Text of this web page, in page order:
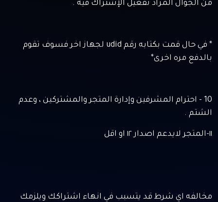
من الجوال المراد تفعيل الإشتراك فية .
* في حال قمت بكتابه رقم udid لجهاز اخر فسوف تقوم
بالدفع مره اخرى*
10 - احترام المشرفين وإدارة المتجر والمشتركين ، وعدم
الشتم .
١١-المتجر لايدعم اصدار ١٢ او اقل
مخالفه اي شرط قد يتسبب في انهاء اشتراكك ويلزمك